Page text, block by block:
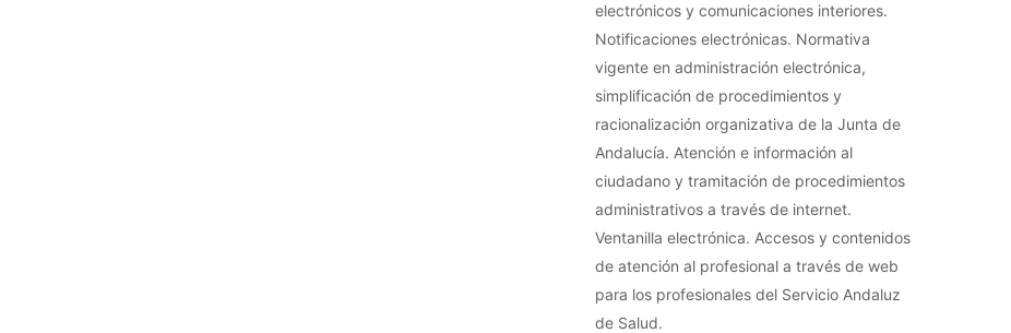
electrónicos y comunicaciones interiores.
Notificaciones electrónicas. Normativa
vigente en administración electrónica,
simplificación de procedimientos y
racionalización organizativa de la Junta de
Andalucía. Atención e información al
ciudadano y tramitación de procedimientos
administrativos a través de internet.
Ventanilla electrónica. Accesos y contenidos
de atención al profesional a través de web
para los profesionales del Servicio Andaluz
de Salud.